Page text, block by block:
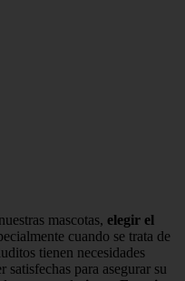
mascotas, elegir el
cuando se trata de
tienen necesidades
satisfechas para asegurar su